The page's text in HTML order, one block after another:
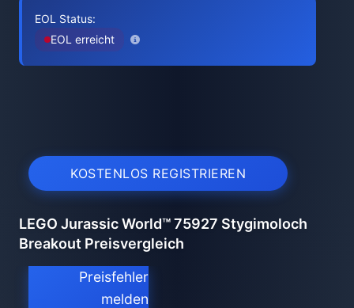
EOL Status:
EOL erreicht
KOSTENLOS REGISTRIEREN
LEGO Jurassic World™ 75927 Stygimoloch
Breakout Preisvergleich
Preisfehler
melden